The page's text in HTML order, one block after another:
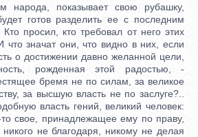
народа, показывает свою рубашку,
готов разделить ее с последним
просил, кто требовал от него этих
значат они, что видно в них, если
о достижении давно желанной цели,
рожденная этой радостью, -
бремя не по силам, за великое
за высшую власть не по заслуге?..
власть гений, великий человек:
свое, принадлежащее ему по праву,
не благодаря, никому не делая